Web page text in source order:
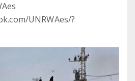
UNRWAes/?